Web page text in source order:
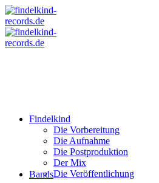
Findelkind
Die Vorbereitung
Die Aufnahme
Die Postproduktion
Der Mix
Die Veröffentlichung
Bands